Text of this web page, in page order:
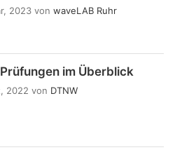
2023 von waveLAB Ruhr
im Überblick
2022 von DTNW